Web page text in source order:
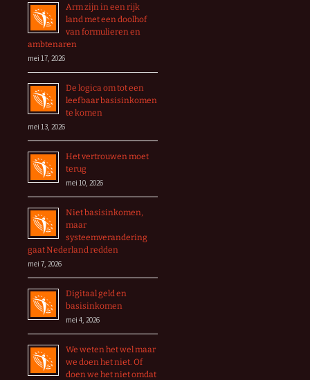
Arm zijn in een rijk
land met een doolhof
van formulieren en
ambtenaren
mei 17, 2026
De logica om tot een
leefbaar basisinkomen
te komen
mei 13, 2026
Het vertrouwen moet
terug
mei 10, 2026
Niet basisinkomen,
maar
systeemverandering
gaat Nederland redden
mei 7, 2026
Digitaal geld en
basisinkomen
mei 4, 2026
We weten het wel maar
we doen het niet. Of
doen we het niet omdat